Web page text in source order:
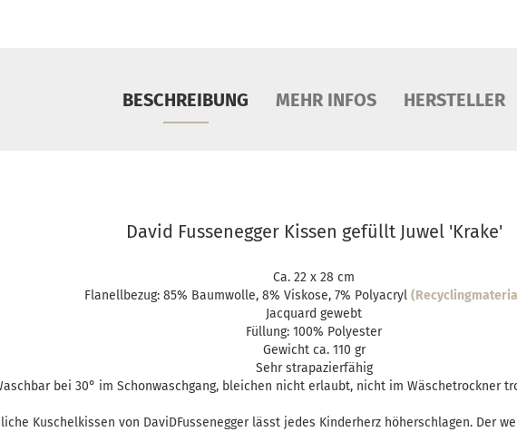
BESCHREIBUNG MEHR INFOS HERSTELLER
David Fussenegger Kissen gefüllt Juwel 'Krake'
Ca. 22 x 28 cm
Flanellbezug: 85% Baumwolle, 8% Viskose, 7% Polyacryl
Jacquard gewebt
Füllung: 100% Polyester
Gewicht ca. 110 gr
Sehr strapazierfähig
bei 30° im Schonwaschgang, bleichen nicht erlaubt, nicht im Wäschetrockner
Kuschelkissen von DaviDFussenegger lässt jedes Kinderherz höherschlagen. Der